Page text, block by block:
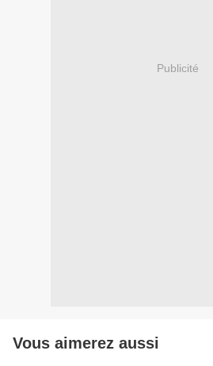
Publicité
Vous aimerez aussi